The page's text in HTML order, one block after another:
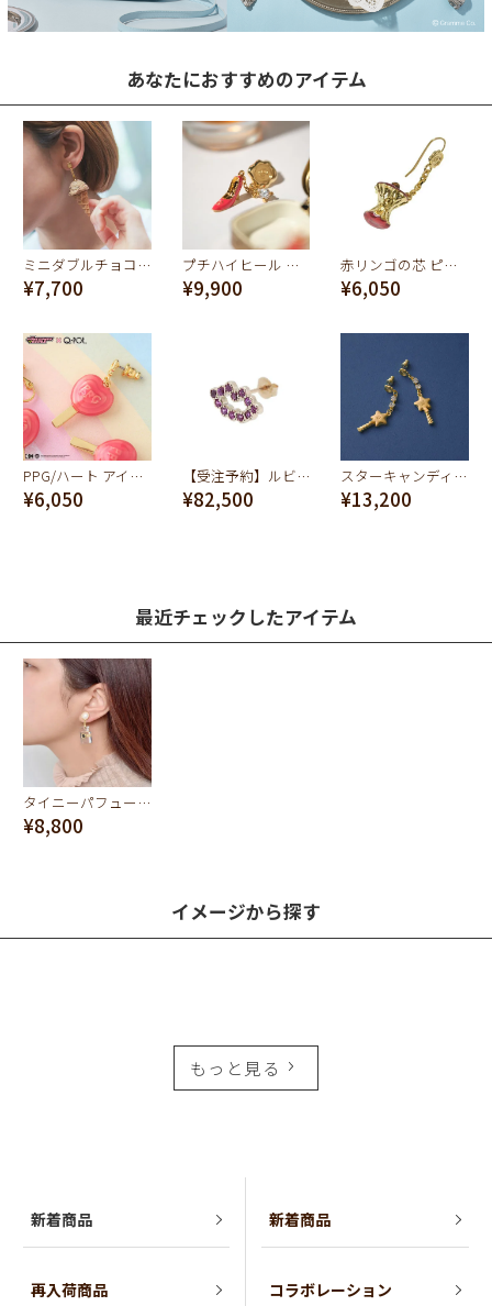
あなたにおすすめのアイテム
ミニダブルチョコレート アイスクリーム ピアス
¥7,700
プチハイヒール ピアス
¥9,900
赤リンゴの芯 ピアス
¥6,050
PPG/ハート アイスキャンディー ピアス【パワーパフ ガールズ】
¥6,050
【受注予約】ルビーリップ ピアス
¥82,500
スターキャンディスティック ピアス
¥13,200
最近チェックしたアイテム
タイニーパフュームボトル ピアス
¥8,800
イメージから探す
もっと見る
新着商品
再入荷商品
新着商品
コラボレーション